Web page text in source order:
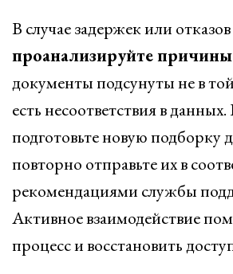
В случае задержек или отказов
проанализируйте причины
документы подсунуты не в
есть несоответствия в
подготовьте новую подборку
повторно отправьте их в
рекомендациями службы
Активное взаимодействие
процесс и восстановить